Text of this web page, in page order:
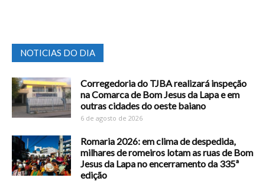
NOTICIAS DO DIA
Corregedoria do TJBA realizará inspeção
na Comarca de Bom Jesus da Lapa e em
outras cidades do oeste baiano
6 de agosto de 2026
Romaria 2026: em clima de despedida,
milhares de romeiros lotam as ruas de Bom
Jesus da Lapa no encerramento da 335ª
edição